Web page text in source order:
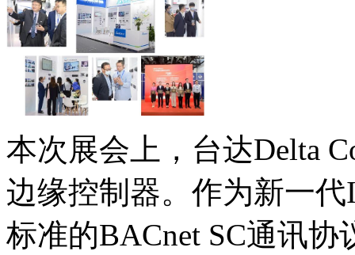
本次展会上，台达Delta
边缘控制器。作为新一
标准的BACnet SC通讯